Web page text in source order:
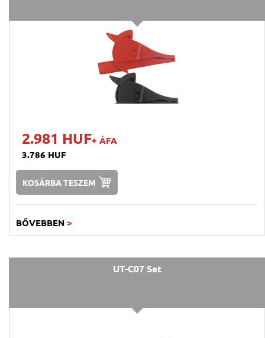
2.981 HUF+ ÁFA
3.786 HUF
KOSÁRBA TESZEM
BŐVEBBEN >
UT-C07 Set